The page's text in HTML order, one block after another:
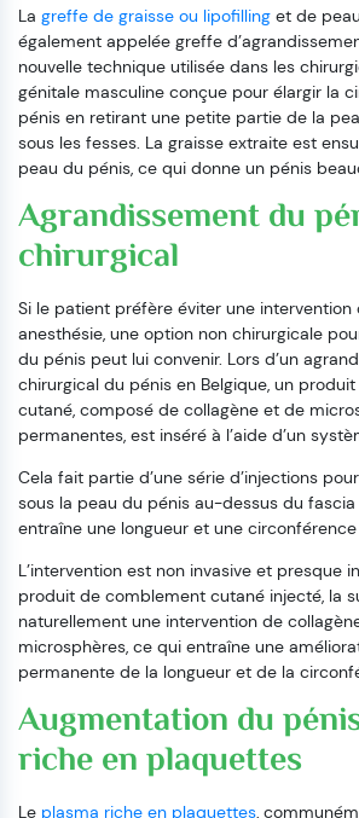
La greffe de graisse ou lipofilling et de
également appelée greffe
nouvelle technique utilisée dans les
génitale masculine conçue pour élargir la
pénis en retirant une petite partie de la
sous les fesses. La graisse extraite est
peau du pénis, ce qui donne un pénis
Agrandissement du
chirurgical
Si le patient préfère éviter une intervention
anesthésie, une option non chirurgicale
du pénis peut lui convenir. Lors d’un
chirurgical du pénis en Belgique, un
cutané, composé de collagène et de
permanentes, est inséré à l’aide d’un
Cela fait partie d’une série d’injections
sous la peau du pénis au-dessus du
entraîne une longueur et une
L’intervention est non invasive et presque
produit de comblement cutané injecté, la
naturellement une intervention de
microsphères, ce qui entraîne une
permanente de la longueur et de la
Augmentation du
riche en plaquettes
Le plasma riche en plaquettes ,